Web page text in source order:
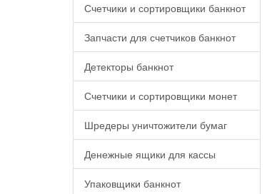
Счетчики и сортировщики банкнот
Запчасти для счетчиков банкнот
Детекторы банкнот
Счетчики и сортировщики монет
Шредеры уничтожители бумаг
Денежные ящики для кассы
Упаковщики банкнот